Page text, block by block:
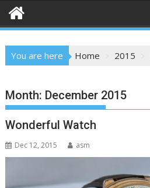
You are here Home 2015
Month: December 2015
Wonderful Watch
Dec 12, 2015 asm